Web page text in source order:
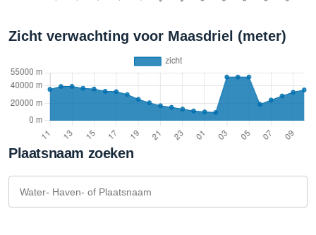
Zicht verwachting voor Maasdriel (meter)
Plaatsnaam zoeken